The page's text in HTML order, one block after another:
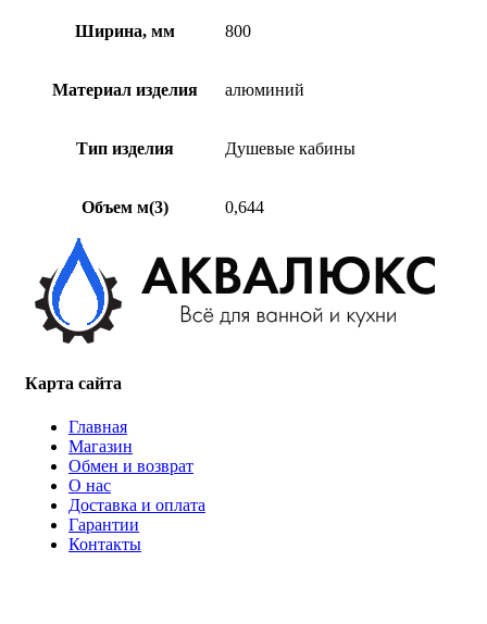
Ширина, мм 800
Материал изделия алюминий
Тип изделия Душевые кабины
Объем м(3) 0,644
Карта сайта
Главная
Магазин
Обмен и возврат
О нас
Доставка и оплата
Гарантии
Контакты